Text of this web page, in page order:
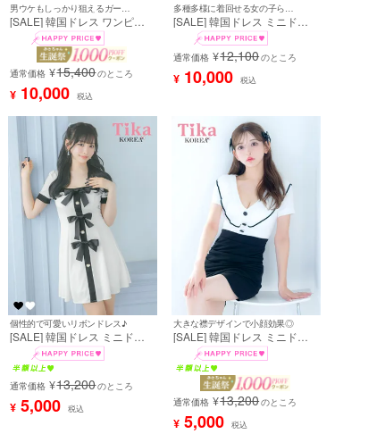
[SALE] 韓国ドレス ワンピー
ス 長袖 襟付き 裾フリル ガー
リー チェック柄 Aラインミニ
キャバドレス (黒崎みさ着用)
[tk-mdk867b]
通常価格 ¥15,400のところ
¥ 10,000 税込
[SALE] 韓国ドレス ミニドレ
ス ボウタイ シアー 長袖 ドッ
キング ネックリボン ラメニッ
ト 胸元カバー Aライン キャバ
ドレス (浦西ひかる着用) [tk-
mdkjo002a]
通常価格 ¥12,100のところ
¥ 10,000 税込
個性的で可愛いリボンドレス♪
[SALE] 韓国ドレス ミニドレ
ス 半袖 スクエアネック パイ
ピング サテンリボン モノトー
ン 胸元カバー Aライン キャバ
ドレス (重川茉弥着用) [tk-
mdk128]
通常価格 ¥13,200のところ
¥ 5,000 税込
大きな襟デザインで小顔効果◎
[SALE] 韓国ドレス ミニドレ
ス パイピングフリル 襟付き
ウエスト切替 ラップギャザー
タイト キャバドレス (黒崎み
さ着用) [tk-mdk141]
通常価格 ¥13,200のところ
¥ 5,000 税込